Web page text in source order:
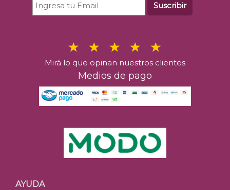
Suscribir
Mirá lo que opinan nuestros clientes
Medios de pago
AYUDA